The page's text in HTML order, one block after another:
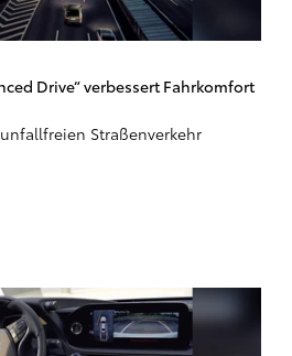
Drive“ verbessert Fahrkomfort
Straßenverkehr